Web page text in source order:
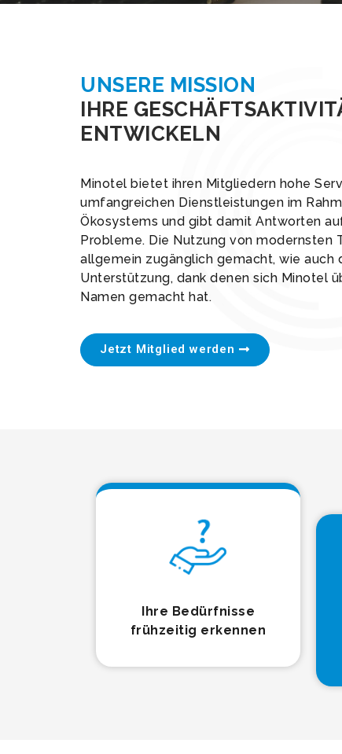
UNSERE MISSION
IHRE
ENTWICKELN
Minotel bietet ihren Mitgliedern hohe
umfangreichen Dienstleistungen im
Ökosystems und gibt damit Antworten
Probleme. Die Nutzung von modernsten
allgemein zugänglich gemacht, wie auch
Unterstützung, dank denen sich Minotel
Namen gemacht hat.
Jetzt Mitglied werden
Ihre Bedürfnisse
frühzeitig erkennen